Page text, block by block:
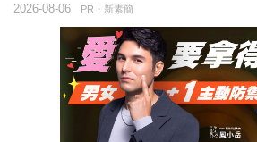
PR・新素簡
2026-08-06